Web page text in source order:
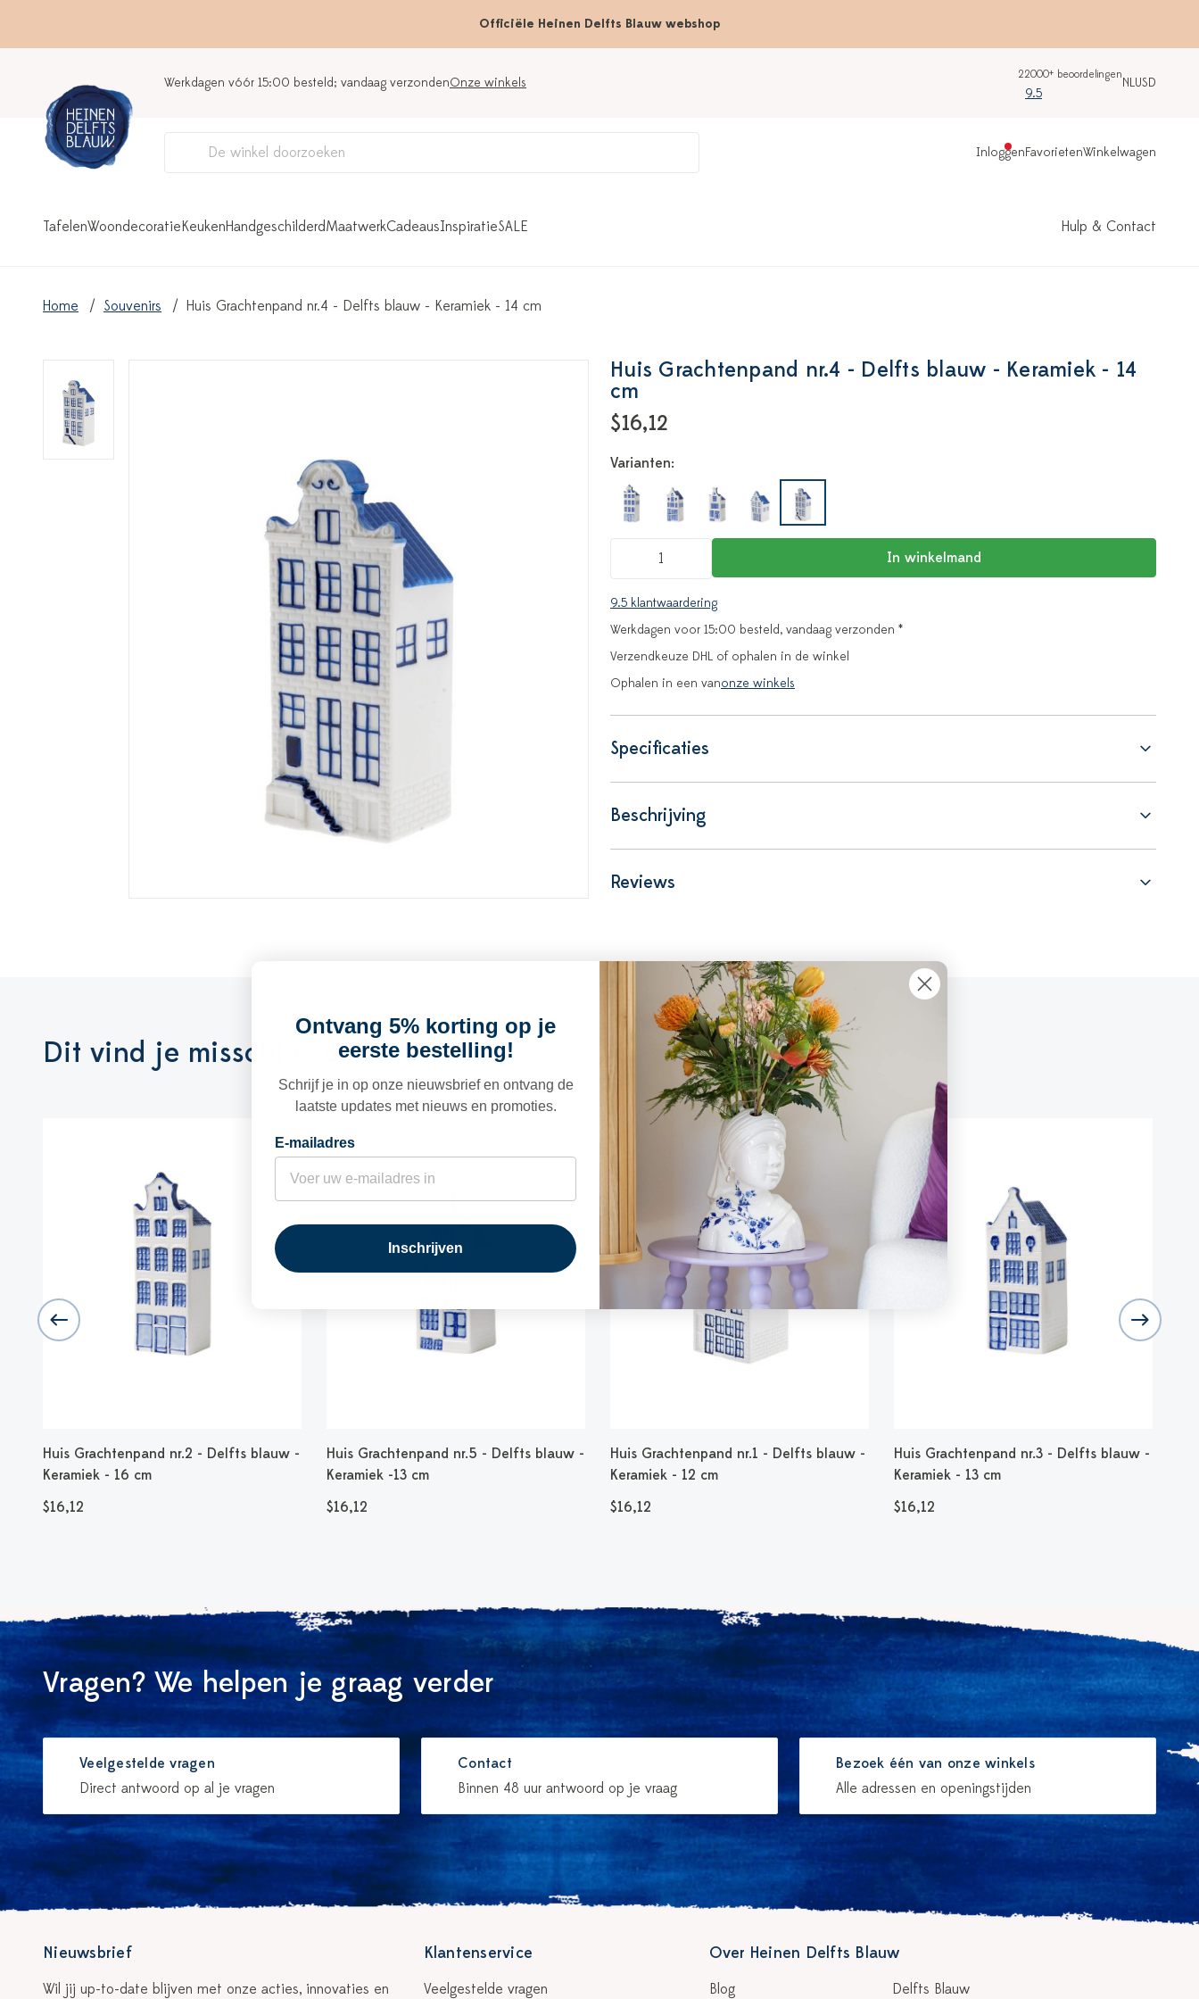
Officiële Heinen Delfts Blauw webshop
Werkdagen vóór 15:00 besteld; vandaag verzondenOnze winkels
22000+ beoordelingen
9.5
NLUSD
InloggenFavorietenWinkelwagen
TafelenWoondecoratieKeukenHandgeschilderdMaatwerkCadeausInspiratieSALE Hulp & Contact
Home Souvenirs Huis Grachtenpand nr.4 - Delfts blauw - Keramiek - 14 cm
Huis Grachtenpand nr.4 - Delfts blauw - Keramiek - 14
cm
$16,12
Varianten:
In winkelmand
9.5 klantwaardering
Werkdagen voor 15:00 besteld, vandaag verzonden *
Verzendkeuze DHL of ophalen in de winkel
Ophalen in een vanonze winkels
Specificaties
Beschrijving
Reviews
Dit vind je misschien ook leuk
Huis Grachtenpand nr.2 - Delfts blauw -
Keramiek - 16 cm
$16,12
Huis Grachtenpand nr.5 - Delfts blauw -
Keramiek -13 cm
$16,12
Huis Grachtenpand nr.1 - Delfts blauw -
Keramiek - 12 cm
$16,12
Huis Grachtenpand nr.3 - Delfts blauw -
Keramiek - 13 cm
$16,12
Vragen? We helpen je graag verder
Veelgestelde vragen
Direct antwoord op al je vragen
Contact
Binnen 48 uur antwoord op je vraag
Bezoek één van onze winkels
Alle adressen en openingstijden
Nieuwsbrief
Wil jij up-to-date blijven met onze acties, innovaties en
Klantenservice
Veelgestelde vragen
Over Heinen Delfts Blauw
Blog Delfts Blauw
Ontvang 5% korting op je
eerste bestelling!
Schrijf je in op onze nieuwsbrief en ontvang de
laatste updates met nieuws en promoties.
E-mailadres
Inschrijven